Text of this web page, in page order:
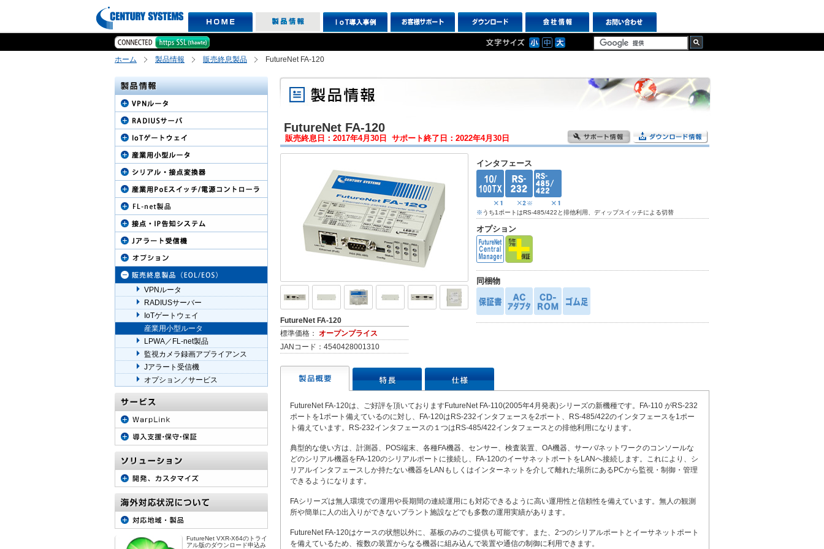
ホーム 製品情報 販売終息製品 FutureNet FA-120
FutureNet FA-120
販売終息日：2017年4月30日 サポート終了日：2022年4月30日
FutureNet FA-120
標準価格： オープンプライス
JANコード：4540428001310
インタフェース
※ うち1ポートはRS-485/422と排他利用、ディップスイッチによる切替
オプション
同梱物
FutureNet FA-120は、ご好評を頂いておりますFutureNet FA-110(2005年4月発表)シリーズの新機種です。FA-110 がRS-232
ポートを1ポート備えているのに対し、FA-120はRS-232インタフェースを2ポート、RS-485/422のインタフェースを1ポー
ト備えています。RS-232インタフェースの１つはRS-485/422インタフェースとの排他利用になります。
典型的な使い方は、計測器、POS端末、各種FA機器、センサー、検査装置、OA機器、サーバ/ネットワークのコンソールな
どのシリアル機器をFA-120のシリアルポートに接続し、FA-120のイーサネットポートをLANへ接続します。これにより、シ
リアルインタフェースしか持たない機器をLANもしくはインターネットを介して離れた場所にあるPCから監視・制御・管理
できるようになります。
FAシリーズは無人環境での運用や長期間の連続運用にも対応できるように高い運用性と信頼性を備えています。無人の観測
所や簡単に人の出入りができないプラント施設などでも多数の運用実績があります。
FutureNet FA-120はケースの状態以外に、基板のみのご提供も可能です。また、2つのシリアルポートとイーサネットポート
を備えているため、複数の装置からなる機器に組み込んで装置や通信の制御に利用できます。
VPNルータ
RADIUSサーバー
IoTゲートウェイ
産業用小型ルータ
LPWA／FL-net製品
監視カメラ録画アプライアンス
Jアラート受信機
オプション／サービス
FutureNet VXR-X64のトライ
アル版のダウンロード申込み